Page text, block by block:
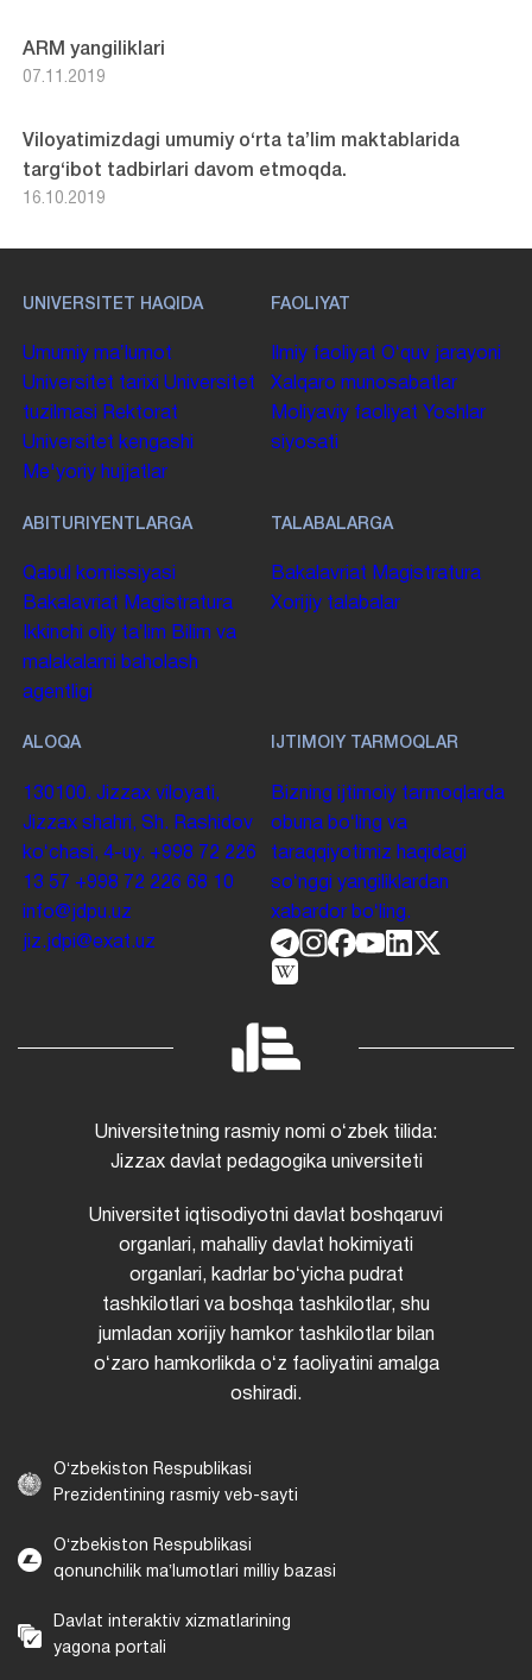
ARM yangiliklari
07.11.2019
Viloyatimizdagi umumiy o‘rta ta’lim maktablarida
targ‘ibot tadbirlari davom etmoqda.
16.10.2019
UNIVERSITET HAQIDA
Umumiy maʼlumot
Universitet tarixi Universitet
tuzilmasi
Rektorat
Universitet kengashi
Me'yoriy hujjatlar
FAOLIYAT
Ilmiy faoliyat Oʻquv jarayoni
Xalqaro munosabatlar
Moliyaviy faoliyat Yoshlar
siyosati
ABITURIYENTLARGA
Qabul komissiyasi
Bakalavriat Magistratura
Ikkinchi oliy taʼlim Bilim va
malakalarni baholash
agentligi
TALABALARGA
Bakalavriat Magistratura
Xorijiy talabalar
ALOQA
130100. Jizzax viloyati,
Jizzax shahri, Sh. Rashidov
koʻchasi, 4-uy. +998 72 226
13 57 +998 72 226 68 10
info@jdpu.uz
jiz.jdpi@exat.uz
IJTIMOIY TARMOQLAR
Bizning ijtimoiy tarmoqlarda
obuna boʻling va
taraqqiyotimiz haqidagi
soʻnggi yangiliklardan
xabardor boʻling.
Universitetning rasmiy nomi oʻzbek tilida:
Jizzax davlat pedagogika universiteti
Universitet iqtisodiyotni davlat boshqaruvi
organlari, mahalliy davlat hokimiyati
organlari, kadrlar boʻyicha pudrat
tashkilotlari va boshqa tashkilotlar, shu
jumladan xorijiy hamkor tashkilotlar bilan
oʻzaro hamkorlikda oʻz faoliyatini amalga
oshiradi.
Oʻzbekiston Respublikasi
Prezidentining rasmiy veb-sayti
Oʻzbekiston Respublikasi
qonunchilik maʼlumotlari milliy bazasi
Davlat interaktiv xizmatlarining
yagona portali